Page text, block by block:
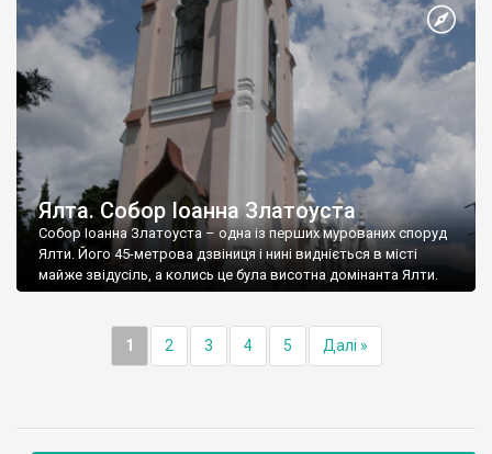
Ялта. Собор Іоанна Златоуста
Собор Іоанна Златоуста – одна із перших мурованих споруд
Ялти. Його 45-метрова дзвіниця і нині видніється в місті
майже звідусіль, а колись це була висотна домінанта Ялти.
1 2 3 4 5 Далі »